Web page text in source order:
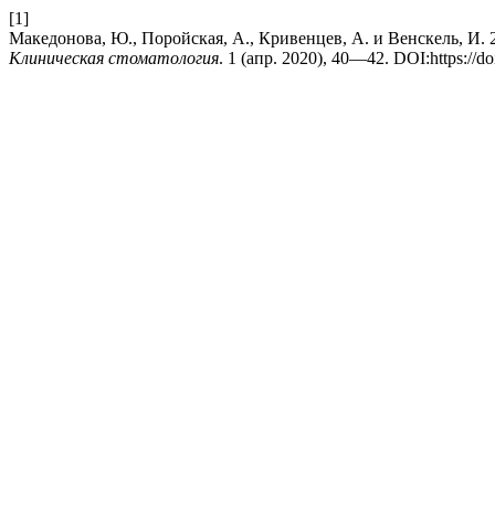
[1]
Македонова, Ю., Поройская, А., Кривенцев, А. и Венскель, И.
Клиническая стоматология. 1 (апр. 2020), 40—42. DOI:https://